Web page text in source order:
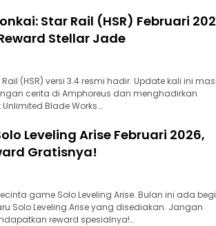
Star Rail (HSR) Februari
Stellar Jade
Rail (HSR) versi 3.4 resmi hadir. Update kali ini
cerita di Amphoreus dan menghadirkan
Blade Works….
Leveling Arise Februari 2026,
Gratisnya!
game Solo Leveling Arise. Bulan ini ada
Solo Leveling Arise yang disediakan. Jangan
reward spesialnya!…